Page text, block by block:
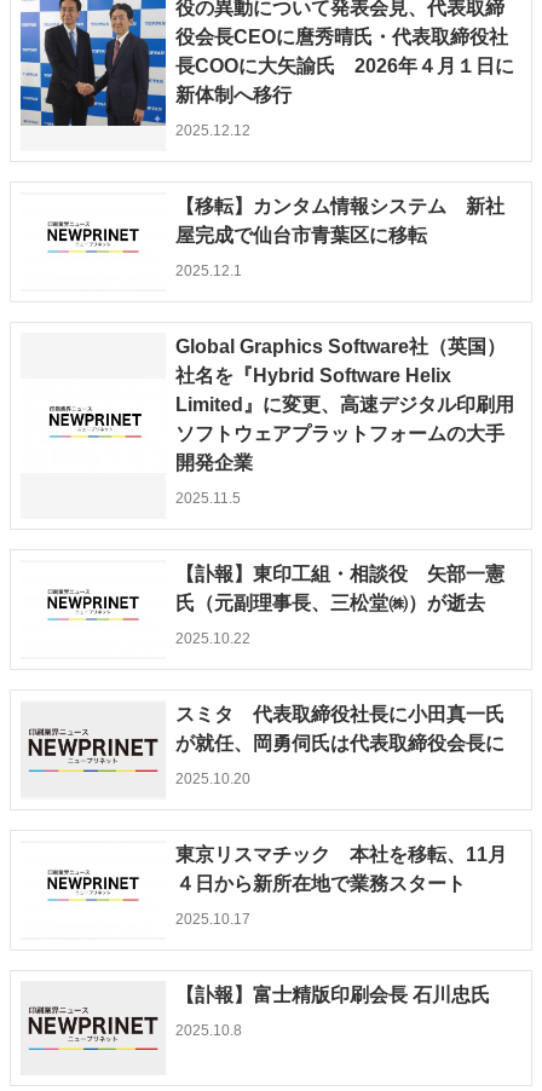
役の異動について発表会見、代表取締
役会長CEOに麿秀晴氏・代表取締役社
長COOに大矢諭氏 2026年４月１日に
新体制へ移行
2025.12.12
【移転】カンタム情報システム 新社
屋完成で仙台市青葉区に移転
2025.12.1
Global Graphics Software社（英国）
社名を『Hybrid Software Helix
Limited』に変更、高速デジタル印刷用
ソフトウェアプラットフォームの大手
開発企業
2025.11.5
【訃報】東印工組・相談役 矢部一憲
氏（元副理事長、三松堂㈱）が逝去
2025.10.22
スミタ 代表取締役社長に小田真一氏
が就任、岡勇伺氏は代表取締役会長に
2025.10.20
東京リスマチック 本社を移転、11月
４日から新所在地で業務スタート
2025.10.17
【訃報】富士精版印刷会長 石川忠氏
2025.10.8